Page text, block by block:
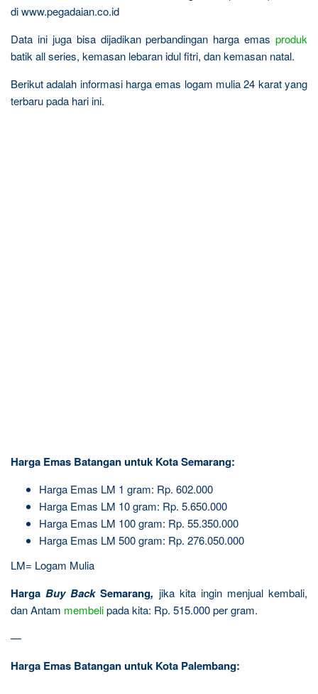
di www.pegadaian.co.id
Data ini juga bisa dijadikan perbandingan harga emas produk
batik all series, kemasan lebaran idul fitri, dan kemasan natal.
Berikut adalah informasi harga emas logam mulia 24 karat yang
terbaru pada hari ini.
Harga Emas Batangan untuk Kota Semarang:
Harga Emas LM 1 gram: Rp. 602.000
Harga Emas LM 10 gram: Rp. 5.650.000
Harga Emas LM 100 gram: Rp. 55.350.000
Harga Emas LM 500 gram: Rp. 276.050.000
LM= Logam Mulia
HargaBuy BackSemarang, jika kita ingin menjual kembali,
dan Antam membelipada kita: Rp. 515.000 per gram.
—
Harga Emas Batangan untuk Kota Palembang: